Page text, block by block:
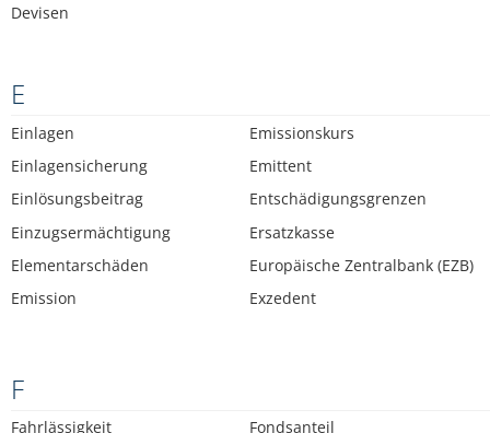
Devisen
E
Einlagen
Einlagensicherung
Einlösungsbeitrag
Einzugsermächtigung
Elementarschäden
Emission
Emissionskurs
Emittent
Entschädigungsgrenzen
Ersatzkasse
Europäische Zentralbank (EZB)
Exzedent
F
Fahrlässigkeit
Fondsanteil